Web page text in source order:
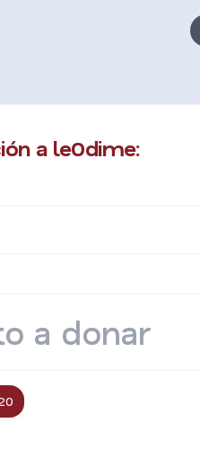
a le0dime: